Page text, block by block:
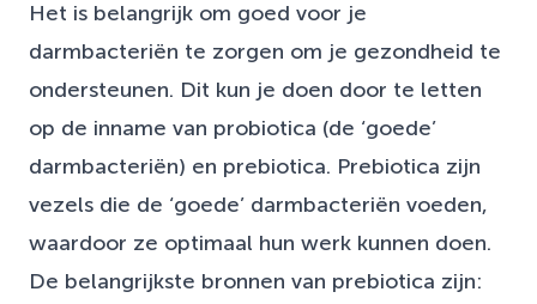
Het is belangrijk om goed voor je
darmbacteriën te zorgen om je gezondheid te
ondersteunen. Dit kun je doen door te letten
op de inname van probiotica (de ‘goede’
darmbacteriën) en prebiotica. Prebiotica zijn
vezels die de ‘goede’ darmbacteriën voeden,
waardoor ze optimaal hun werk kunnen doen.
De belangrijkste bronnen van prebiotica zijn: